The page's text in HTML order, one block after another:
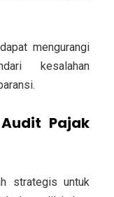
mengurangi
kesalahan
Pajak
strategis untuk